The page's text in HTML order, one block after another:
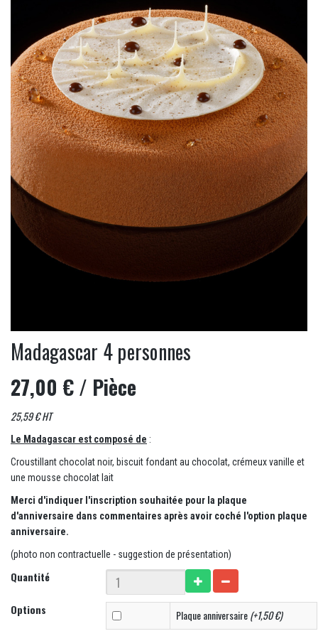
Madagascar 4 personnes
27,00 €/ Pièce
25,59 € HT
Le Madagascar est composé de :
Croustillant chocolat noir, biscuit fondant au chocolat, crémeux vanille et
une mousse chocolat lait
Merci d'indiquer l'inscription souhaitée pour la plaque
d'anniversaire dans commentaires après avoir coché l'option plaque
anniversaire.
(photo non contractuelle - suggestion de présentation)
Quantité
Options Plaque anniversaire(+1,50 €)